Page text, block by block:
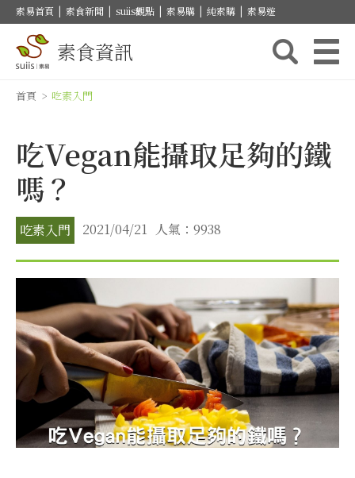
素易首頁 | 素食新聞 | suiis觀點 | 素易購 | 純素購 | 素易遊
素食資訊
首頁 > 吃素入門
吃Vegan能攝取足夠的鐵
嗎？
吃素入門 2021/04/21 人氣：9938